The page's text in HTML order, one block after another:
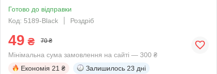
Готово до відправки
Код: 5189-Black
Роздріб
49 ₴ 70 ₴
Мінімальна сума замовлення на сайті — 300 ₴
Економія 21 ₴ Залишилось 23 дні